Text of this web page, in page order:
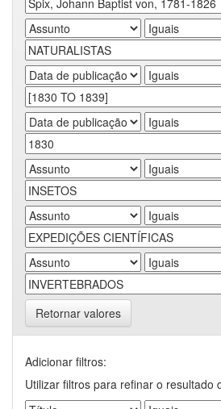
Retornar valores
Adicionar filtros:
Utilizar filtros para refinar o resultado